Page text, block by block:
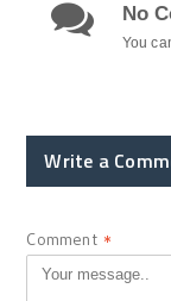
No
You
Write a
Comment *